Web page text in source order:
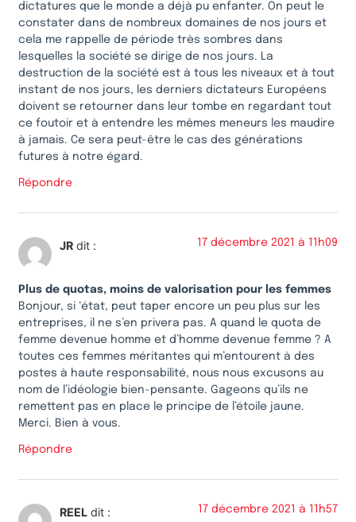
dictatures que le monde a déjà pu enfanter. On peut le
constater dans de nombreux domaines de nos jours et
cela me rappelle de période très sombres dans
lesquelles la société se dirige de nos jours. La
destruction de la société est à tous les niveaux et à tout
instant de nos jours, les derniers dictateurs Européens
doivent se retourner dans leur tombe en regardant tout
ce foutoir et à entendre les mêmes meneurs les maudire
à jamais. Ce sera peut-être le cas des générations
futures à notre égard.
Répondre
JR dit : 17 décembre 2021 à 11h09
Plus de quotas, moins de valorisation pour les femmes
Bonjour, si ‘état, peut taper encore un peu plus sur les
entreprises, il ne s’en privera pas. A quand le quota de
femme devenue homme et d’homme devenue femme ? A
toutes ces femmes méritantes qui m’entourent à des
postes à haute responsabilité, nous nous excusons au
nom de l’idéologie bien-pensante. Gageons qu’ils ne
remettent pas en place le principe de l’étoile jaune.
Merci. Bien à vous.
Répondre
REEL dit : 17 décembre 2021 à 11h57